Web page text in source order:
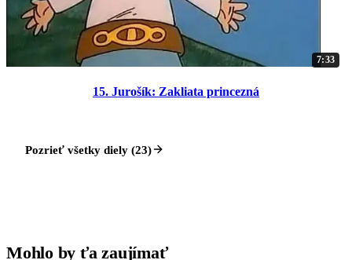
7:33
15. Jurošík: Zakliata princezná
Pozrieť všetky diely (23)
Mohlo by ťa zaujímať